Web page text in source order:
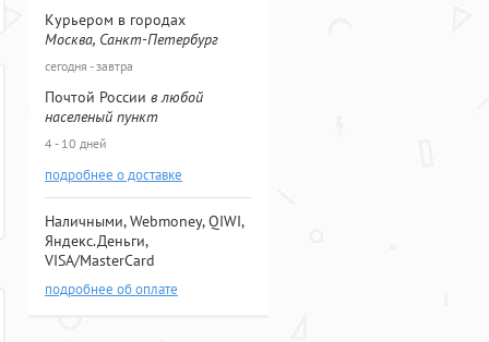
Курьером в городах
Москва, Санкт-Петербург
сегодня - завтра
Почтой России в любой
населеный пункт
4 - 10 дней
подробнее о доставке
Наличными, Webmoney, QIWI,
Яндекс.Деньги,
VISA/MasterCard
подробнее об оплате